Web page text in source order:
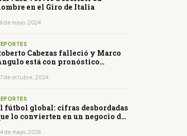
en el Giro de Italia
de mayo, 2024
Cabezas falleció y Marco
está con pronóstico
de octubre, 2024
fútbol global: cifras desbordadas
lo convierten en un negocio de
de mayo, 2026